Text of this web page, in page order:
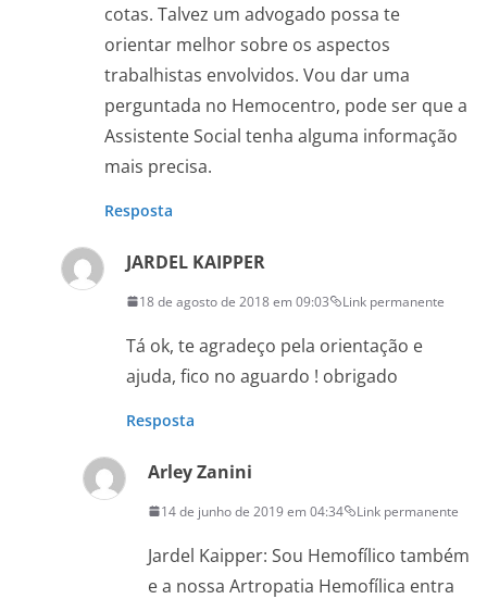
cotas. Talvez um advogado possa te
orientar melhor sobre os aspectos
trabalhistas envolvidos. Vou dar uma
perguntada no Hemocentro, pode ser que a
Assistente Social tenha alguma informação
mais precisa.
Resposta
JARDEL KAIPPER
18 de agosto de 2018 em 09:03 Link permanente
Tá ok, te agradeço pela orientação e
ajuda, fico no aguardo ! obrigado
Resposta
Arley Zanini
14 de junho de 2019 em 04:34 Link permanente
Jardel Kaipper: Sou Hemofílico também
e a nossa Artropatia Hemofílica entra